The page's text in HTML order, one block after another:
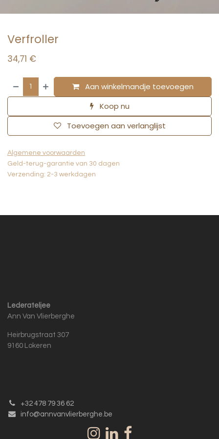
Verfroller
34,71 €
Aan winkelmandje toevoegen
Koop nu
Toevoegen aan verlanglijst
Algemene voorwaarden
Geld-terug-garantie van 30 dagen
Verzending: 2-3 werkdagen
Lederateljee
Ann Van Vlierberghe
Heirbrugstraat 307
9160 Lokeren
+32 478 79 36 62
info@annvanvlierberghe.be